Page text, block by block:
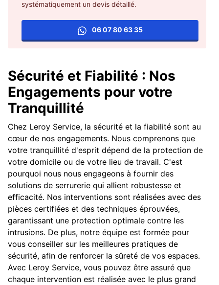
systématiquement un devis détaillé.
06 07 80 63 35
Sécurité et Fiabilité : Nos
Engagements pour votre
Tranquillité
Chez Leroy Service, la sécurité et la fiabilité sont au
cœur de nos engagements. Nous comprenons que
votre tranquillité d'esprit dépend de la protection de
votre domicile ou de votre lieu de travail. C'est
pourquoi nous nous engageons à fournir des
solutions de serrurerie qui allient robustesse et
efficacité. Nos interventions sont réalisées avec des
pièces certifiées et des techniques éprouvées,
garantissant une protection optimale contre les
intrusions. De plus, notre équipe est formée pour
vous conseiller sur les meilleures pratiques de
sécurité, afin de renforcer la sûreté de vos espaces.
Avec Leroy Service, vous pouvez être assuré que
chaque intervention est réalisée avec le plus grand